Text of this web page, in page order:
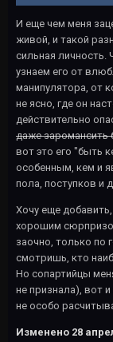
И еще чем меня
живой, и такой
сильная личность.
узнаем его от
манипулятора, от
не ясно, где он
действительно
даже заромансить
вот это его "быть
особенным, кем и
пола, поступков и
Хочу еще
хорошим
заочно, только по
смотришь, кто
Но сопартийцы
не признала), вот
не особо
Изменено 28